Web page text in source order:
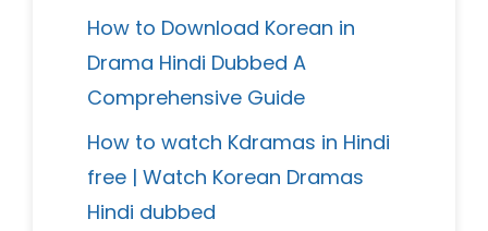
How to Download Korean in
Drama Hindi Dubbed A
Comprehensive Guide
How to watch Kdramas in Hindi
free | Watch Korean Dramas
Hindi dubbed